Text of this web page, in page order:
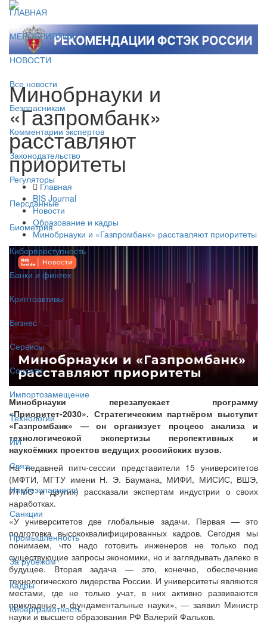
ГЛАВНАЯ
МЕРОПРИЯТИЯ
НОВОСТИ
Все новости
Безопасникам
Комментарии экспертов
Законодательство
Регуляторы
Персданные
Биометрия
Киберпреступность
Банки и финтех
Криптоактивы
Бизнес
Сервисы
Соцсети
Импортозамещение
Технологии
ИИ
Связь
Нацбезопасность
Санкции
Промышленность
За рубежом
Кадры
Киберграмотность
Минобрнауки и
«Газпромбанк»
расставляют
приоритеты
Главная
BIS Journal
Новости
Образование и кадры
Минобрнауки и «Газпромбанк» расставляют приоритеты
Минобрнауки перезапускает программу
«Приоритет-2030». Стратегическим партнёром выступит
«Газпромбанк» — он организует процесс анализа и
технологической экспертизы перспективных и
наукоёмких проектов ведущих российских вузов.
На недавней питч-сессии представители 15 университетов
(МФТИ, МГТУ имени Н. Э. Баумана, МИФИ, МИСИС, ВШЭ,
ИТМО и других) рассказали экспертам индустрии о своих
наработках.
«У университетов две глобальные задачи. Первая — это
подготовка высококвалифицированных кадров. Сегодня мы
понимаем, что надо готовить инженеров не только под
существующие запросы экономики, но и заглядывать далеко в
будущее. Вторая задача — это, конечно, обеспечение
технологического лидерства России. И университеты являются
местами, где не только учат, в них активно развиваются
прикладные и фундаментальные науки», — заявил Министр
науки и высшего образования РФ Валерий Фальков.